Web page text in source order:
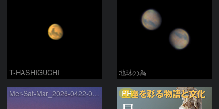
T-HASHIGUCHI 地球の為
Mer-Sat-Mar_2026-0422-0430 PR